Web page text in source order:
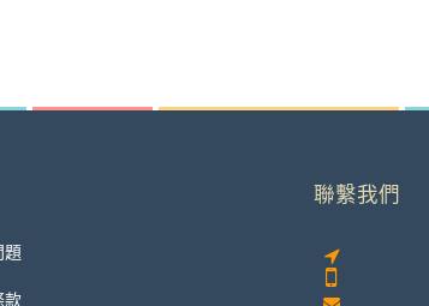
題
款
聯繫我們